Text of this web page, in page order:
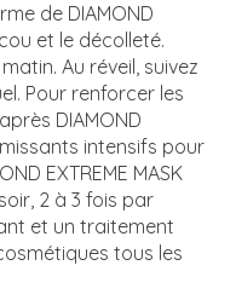
de DIAMOND
cou et le décolleté.
Au réveil, suivez
Pour renforcer les
DIAMOND
intensifs pour
EXTREME MASK
2 à 3 fois par
et un traitement
tous les